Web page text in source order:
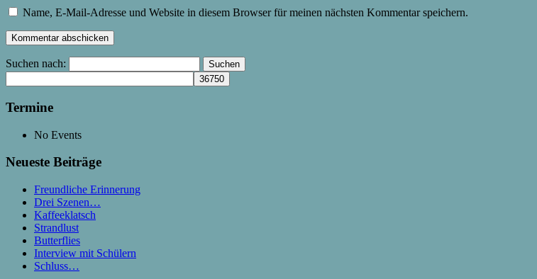
Name, E-Mail-Adresse und Website in diesem Browser für meinen nächsten Kommentar speichern.
Suchen nach:
Termine
No Events
Neueste Beiträge
Freundliche Erinnerung
Drei Szenen…
Kaffeeklatsch
Strandlust
Butterflies
Interview mit Schülern
Schluss…